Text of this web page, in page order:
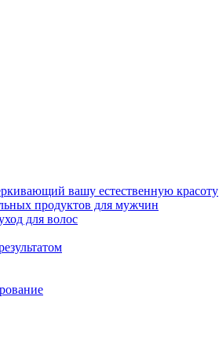
вашу естественную красоту
продуктов для мужчин
для волос